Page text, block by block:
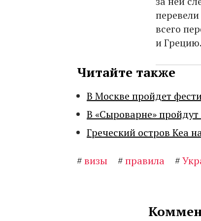
всего
и Грецию.
Читайте также
В Москве пройдет
В «Сыроварне»
Греческий остров Кеа
#визы #правила #